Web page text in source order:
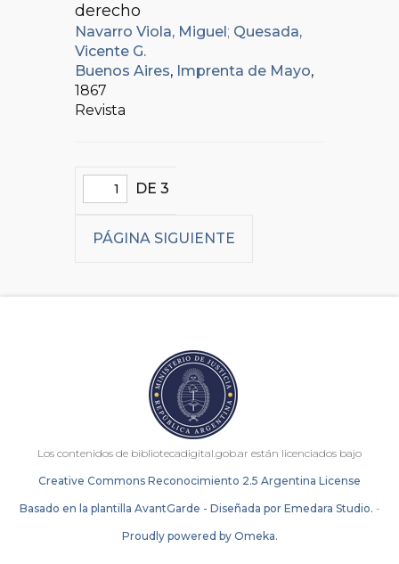
derecho
Navarro Viola, Miguel ; Quesada,
Vicente G.
Buenos Aires, Imprenta de Mayo,
1867
Revista
DE 3
PÁGINA SIGUIENTE
Los contenidos de bibliotecadigital.gob.ar están licenciados bajo
Creative Commons Reconocimiento 2.5 Argentina License
Basado en la plantilla AvantGarde - Diseñada por Emedara Studio. -
Proudly powered by Omeka.